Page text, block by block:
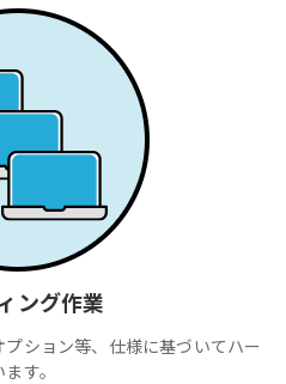
ング作業
ション等、仕様に基づいてハー
す。